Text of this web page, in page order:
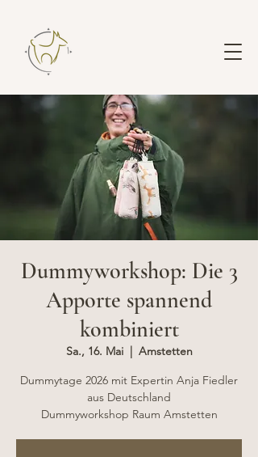
Dummyworkshop: Die 3
Apporte spannend
kombiniert
Sa., 16. Mai
  |
Amstetten
Dummytage 2026 mit Expertin Anja Fiedler
aus Deutschland
Dummyworkshop Raum Amstetten